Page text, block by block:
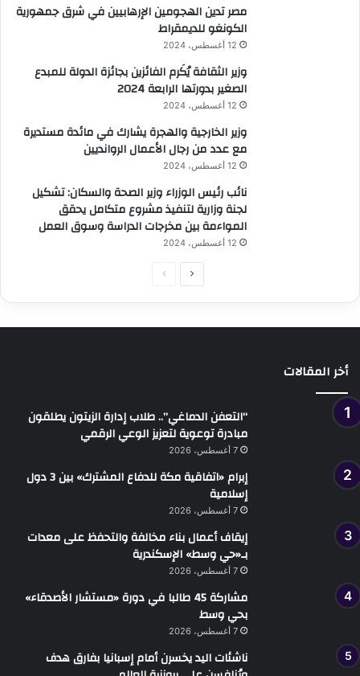
مصر تدين الهجومين الإرهابيين في شرق جمهورية
الكونغو للديمقراط
12 أغسطس، 2024
وزير الثقافة يُكَرم الفائزين بجائزة الدولة للمبدع
الصغير بدورتها الرابعة 2024
12 أغسطس، 2024
وزير الخارجية والهجرة يشارك في مائدة مستديرة
مع عدد من رجال الأعمال الروانديين
12 أغسطس، 2024
نائب رئيس الوزراء وزير الصحة والسكان: تشكيل
لجنة وزارية لتنفيذ مشروع متكامل يحقق
المواءمة بين مخرجات الدراسة وسوق العمل
12 أغسطس، 2024
الصفحةالصفحة
أخر المقالات
“التعفن الدماغي”.. طلاب إدارة الزيتون يطلقون
مبادرة توعوية لتعزيز الوعي الرقمي
7 أغسطس، 2026
إبرام «اتفاقية مكة للدفاع المشترك» بين 3 دول
إسلامية
7 أغسطس، 2026
إيقاف أعمال بناء مخالفة والتحفظ على معدات
بـ«حي وسط» الإسكندرية
7 أغسطس، 2026
مشاركة 45 طالبا في دورة «مستشار الأصدقاء»
بحي وسط
7 أغسطس، 2026
ناشئات اليد يخسرن أمام إسبانيا بفارق هدف